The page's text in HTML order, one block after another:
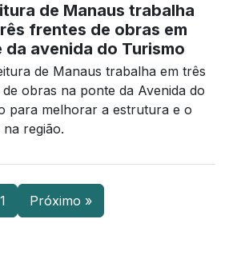
de Manaus trabalha
frentes de obras em
da avenida do Turismo
de Manaus trabalha em três
obras na ponte da Avenida do
para melhorar a estrutura e o
região.
1 Próximo »